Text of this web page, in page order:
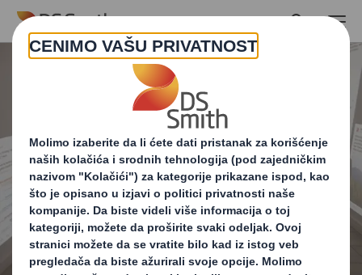
Skip to main content